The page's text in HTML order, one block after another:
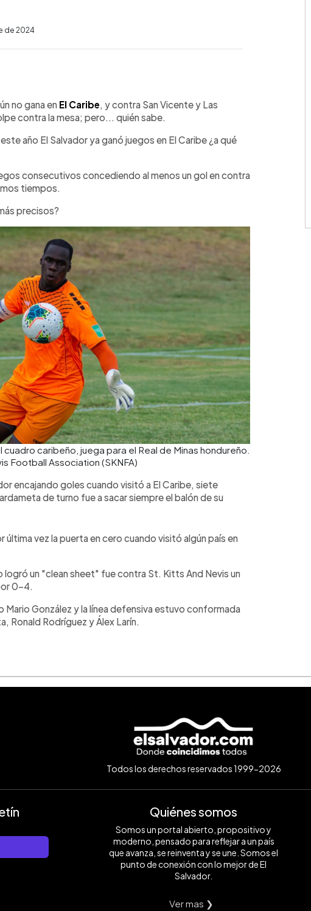
de 2024
no gana en El Caribe , y contra San Vicente y Las
contra la mesa; pero... quién sabe.
año El Salvador ya ganó juegos en El Caribe ¿a qué
consecutivos concediendo al menos un gol en contra
tiempos.
precisos?
caribeño, juega para el Real de Minas hondureño.
Football Association (SKNFA)
encajando goles cuando visitó a El Caribe, siete
de turno fue a sacar siempre el balón de su
última vez la puerta en cero cuando visitó algún país en
logró un "clean sheet" fue contra St. Kitts And Nevis un
0-4.
Mario González y la línea defensiva estuvo conformada
Ronald Rodríguez y Álex Larín.
Todos los derechos reservados 1999-2026
Quiénes somos
Somos un portal abierto, propositivo y
moderno, pensado para reflejar a un país
que avanza, se reinventa y se une. Somos el
punto de conexión con lo mejor de El
Salvador.
Ver mas ❯